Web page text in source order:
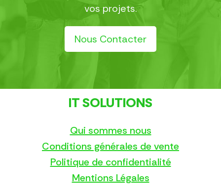
vos projets.
Nous Contacter
IT SOLUTIONS
Qui sommes nous
Conditions générales de vente
Politique de confidentialité
Mentions Légales